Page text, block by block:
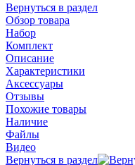
Вернуться в раздел
Обзор товара
Набор
Комплект
Описание
Характеристики
Аксессуары
Отзывы
Похожие товары
Наличие
Файлы
Видео
Вернуться в раздел